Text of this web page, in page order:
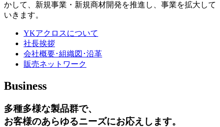
かして、新規事業・新規商材開発を推進し、事業を拡大して
いきます。
YKアクロスについて
社長挨拶
会社概要･組織図･沿革
販売ネットワーク
Business
多種多様な製品群で、
お客様のあらゆるニーズにお応えします。